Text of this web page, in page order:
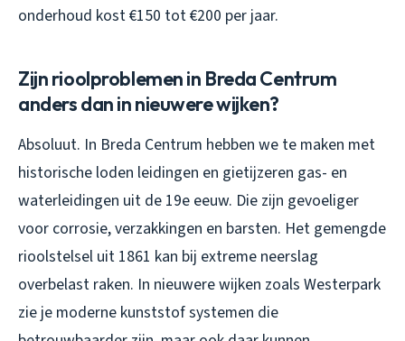
onderhoud kost €150 tot €200 per jaar.
Zijn rioolproblemen in Breda Centrum
anders dan in nieuwere wijken?
Absoluut. In Breda Centrum hebben we te maken met
historische loden leidingen en gietijzeren gas- en
waterleidingen uit de 19e eeuw. Die zijn gevoeliger
voor corrosie, verzakkingen en barsten. Het gemengde
rioolstelsel uit 1861 kan bij extreme neerslag
overbelast raken. In nieuwere wijken zoals Westerpark
zie je moderne kunststof systemen die